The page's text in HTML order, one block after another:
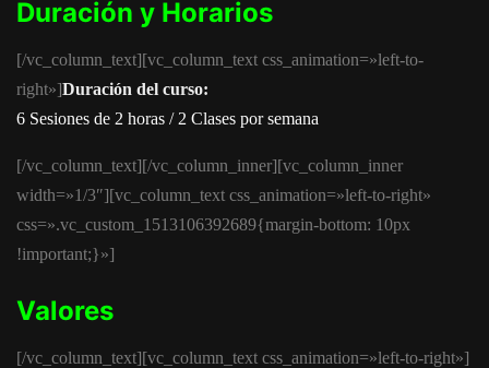
Duración y Horarios
[/vc_column_text][vc_column_text css_animation=»left-to-
right»]Duración del curso:
6 Sesiones de 2 horas / 2 Clases por semana
[/vc_column_text][/vc_column_inner][vc_column_inner
width=»1/3″][vc_column_text css_animation=»left-to-right»
css=».vc_custom_1513106392689{margin-bottom: 10px
!important;}»]
Valores
[/vc_column_text][vc_column_text css_animation=»left-to-right»]